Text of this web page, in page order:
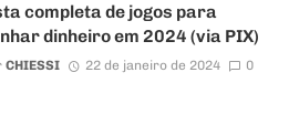
completa de jogos para
dinheiro em 2024 (via PIX)
CHIESSI 22 de janeiro de 2024 0